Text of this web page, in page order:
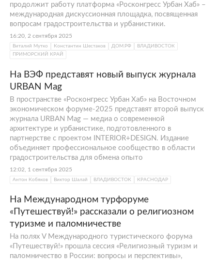
продолжит работу платформа «Росконгресс Урбан Хаб» –
международная дискуссионная площадка, посвященная
вопросам градостроительства и урбанистики.
16:20, 2 сентября 2025
Виталий Мутко Константин Шестаков ДОМ.РФ
ВЛАДИВОСТОК
ПРИМОРСКИЙ КРАЙ
На ВЭФ представят новый выпуск журнала
URBAN Mag
В пространстве «Росконгресс Урбан Хаб» на Восточном
экономическом форуме-2025 представят второй выпуск
журнала URBAN Mag — медиа о современной
архитектуре и урбанистике, подготовленного в
партнерстве с проектом INTERIOR+DESIGN. Издание
объединяет профессиональное сообщество в области
градостроительства для обмена опыто
12:02, 1 сентября 2025
Антон Кобяков Виктор Шалай ВЛАДИВОСТОК КРАСНОДАР
На Международном турфоруме
«Путешествуй!» рассказали о религиозном
туризме и паломничестве
На полях V Международного туристического форума
«Путешествуй!» прошла сессия «Религиозный туризм и
паломничество в России: вопросы и перспективы»,